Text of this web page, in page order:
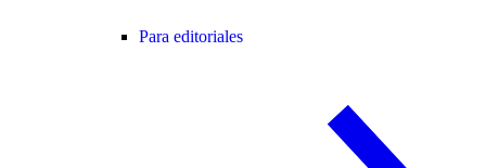
Para editoriales